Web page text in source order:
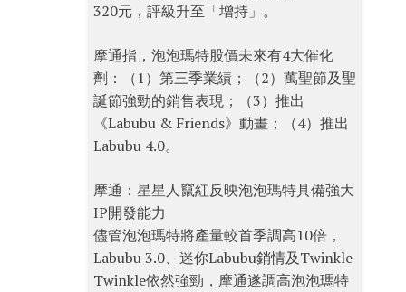
320元，評級升至「增持」。
摩通指，泡泡瑪特股價未來有4大催化
劑：（1）第三季業績；（2）萬聖節及聖
誕節強勁的銷售表現；（3）推出
《Labubu & Friends》動畫；（4）推出
Labubu 4.0。
摩通：星星人竄紅反映泡泡瑪特具備強大
IP開發能力
儘管泡泡瑪特將產量較首季調高10倍，
Labubu 3.0、迷你Labubu銷情及Twinkle
Twinkle依然強勁，摩通遂調高泡泡瑪特